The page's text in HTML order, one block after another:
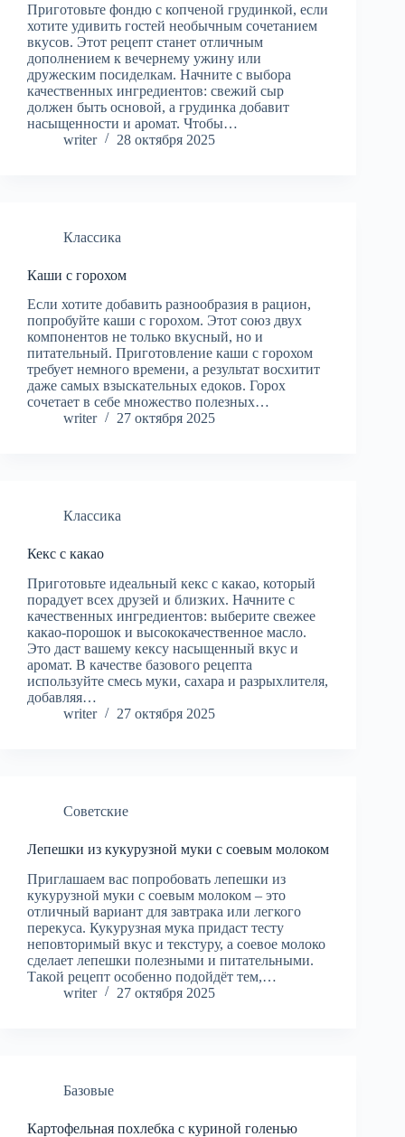
Приготовьте фондю с копченой грудинкой, если
хотите удивить гостей необычным сочетанием
вкусов. Этот рецепт станет отличным
дополнением к вечернему ужину или
дружеским посиделкам. Начните с выбора
качественных ингредиентов: свежий сыр
должен быть основой, а грудинка добавит
насыщенности и аромат. Чтобы…
writer
28 октября 2025
Классика
Каши с горохом
Если хотите добавить разнообразия в рацион,
попробуйте каши с горохом. Этот союз двух
компонентов не только вкусный, но и
питательный. Приготовление каши с горохом
требует немного времени, а результат восхитит
даже самых взыскательных едоков. Горох
сочетает в себе множество полезных…
writer
27 октября 2025
Классика
Кекс с какао
Приготовьте идеальный кекс с какао, который
порадует всех друзей и близких. Начните с
качественных ингредиентов: выберите свежее
какао-порошок и высококачественное масло.
Это даст вашему кексу насыщенный вкус и
аромат. В качестве базового рецепта
используйте смесь муки, сахара и разрыхлителя,
добавляя…
writer
27 октября 2025
Советские
Лепешки из кукурузной муки с соевым молоком
Приглашаем вас попробовать лепешки из
кукурузной муки с соевым молоком – это
отличный вариант для завтрака или легкого
перекуса. Кукурузная мука придаст тесту
неповторимый вкус и текстуру, а соевое молоко
сделает лепешки полезными и питательными.
Такой рецепт особенно подойдёт тем,…
writer
27 октября 2025
Базовые
Картофельная похлебка с куриной голенью